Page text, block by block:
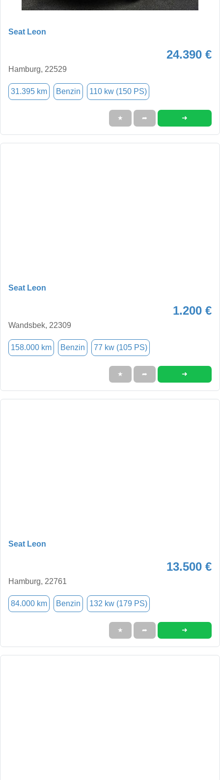
Seat Leon
24.390 €
Hamburg, 22529
31.395 km Benzin 110 kw (150 PS)
★ ➦ ➜
Seat Leon
1.200 €
Wandsbek, 22309
158.000 km Benzin 77 kw (105 PS)
★ ➦ ➜
Seat Leon
13.500 €
Hamburg, 22761
84.000 km Benzin 132 kw (179 PS)
★ ➦ ➜